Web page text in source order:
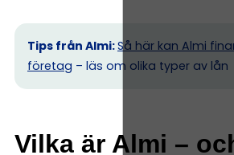
Tips från Almi:Så här kan Almi
företag – läs om olika typer av lån
Vilka är Almi –